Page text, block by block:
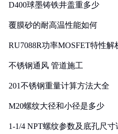
D400球墨铸铁井盖重多少
覆膜砂的耐高温性能如何
RU7088R功率MOSFET特性
不锈钢通风 管道施工
201不锈钢重量计算方法大全
M20螺纹大径和小径是多少
1-1/4 NPT螺纹参数及底孔尺寸